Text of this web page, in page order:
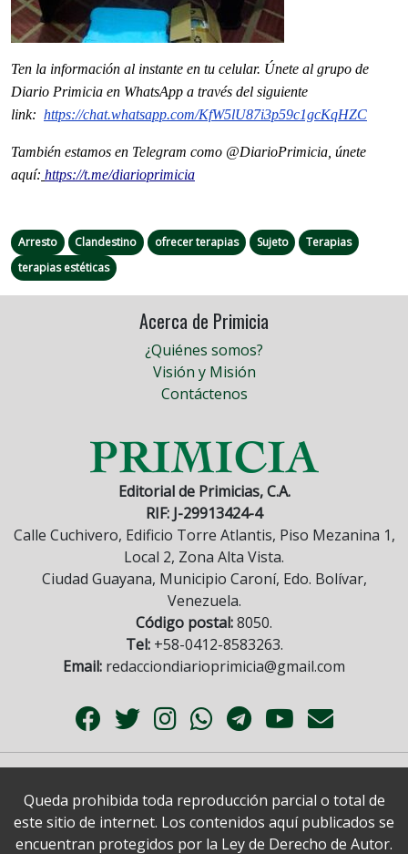
Ten la información al instante en tu celular. Únete al grupo de
Diario Primicia en WhatsApp a través del siguiente
link: https://chat.whatsapp.com/KfW5lU87i3p59c1gcKqHZC
También estamos en Telegram como @DiarioPrimicia, únete
aquí: https://t.me/diarioprimicia
Arresto Clandestino ofrecer terapias Sujeto
Terapias
terapias estéticas
Acerca de Primicia
¿Quiénes somos?
Visión y Misión
Contáctenos
Editorial de Primicias, C.A.
RIF: J-29913424-4
Calle Cuchivero, Edificio Torre Atlantis, Piso Mezanina 1,
Local 2, Zona Alta Vista.
Ciudad Guayana, Municipio Caroní, Edo. Bolívar,
Venezuela.
Código postal:8050.
Tel:+58-0412-8583263.
Email: redacciondiarioprimicia@gmail.com
Queda prohibida toda reproducción parcial o total de
este sitio de internet. Los contenidos aquí publicados se
encuentran protegidos por la Ley de Derecho de Autor.